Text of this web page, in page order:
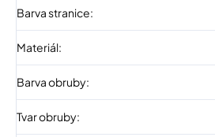
Barva stranice:
Materiál:
Barva obruby:
Tvar obruby: